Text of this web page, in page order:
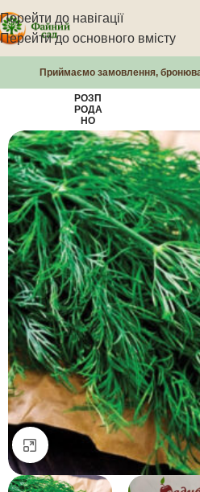
Перейти до навігації
Перейти до основного вмісту
Приймаємо замовлення,
РОЗП
РОДА
НО
Натисніть, щоб збільшити